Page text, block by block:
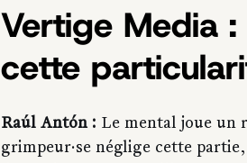
Vertige Media
cette
Raúl Antón : Le mental joue un
grimpeur·se néglige cette